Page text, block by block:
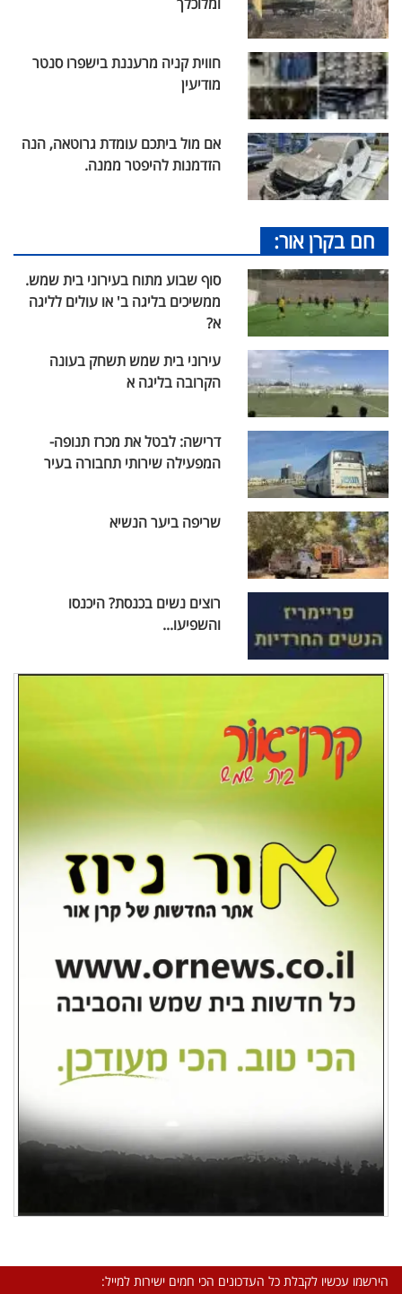
ומלוכלך
חווית קניה מרעננת בישפרו סנטר
מודיעין
אם מול ביתכם עומדת גרוטאה, הנה
הזדמנות להיפטר ממנה.
חם בקרן אור:
סוף שבוע מתוח בעירוני בית שמש.
ממשיכים בליגה ב' או עולים לליגה
א?
עירוני בית שמש תשחק בעונה
הקרובה בליגה א
דרישה: לבטל את מכרז תנופה-
המפעילה שירותי תחבורה בעיר
שריפה ביער הנשיא
רוצים נשים בכנסת? היכנסו
והשפיעו...
הירשמו עכשיו לקבלת כל העדכונים הכי חמים ישירות למייל: